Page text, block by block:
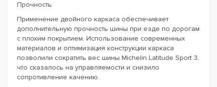
Прочность
Применение двойного каркаса обеспечивает
дополнительную прочность шины при езде по дорогам
с плохим покрытием. Использование современных
материалов и оптимизация конструкции каркаса
позволили сократить вес шины Michelin Latitude Sport 3,
что сказалось на управляемости и снизило
сопротивление качению.